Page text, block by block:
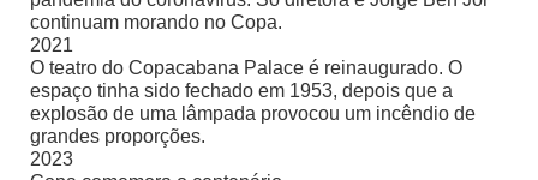
continuam morando no Copa.
2021
O teatro do Copacabana Palace é reinaugurado. O
espaço tinha sido fechado em 1953, depois que a
explosão de uma lâmpada provocou um incêndio de
grandes proporções.
2023